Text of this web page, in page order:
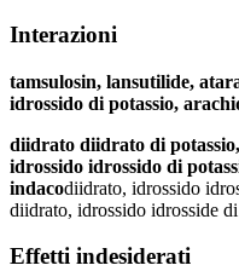
Interazioni
tamsulosin, lansutilide,
idrossido di potassio,
diidrato diidrato di
idrossido idrossido di
indacodiidrato, idrossido
diidrato, idrossido idrosside
Effetti indesiderati